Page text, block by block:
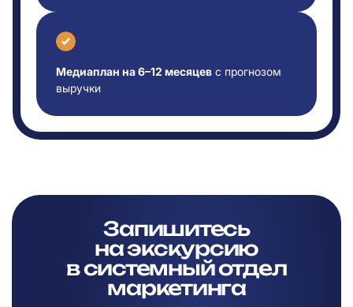
Медиаплан на 6–12 месяцев с прогнозом
выручки
Запишитесь
наэкскурсию
всистемный отдел
маркетинга